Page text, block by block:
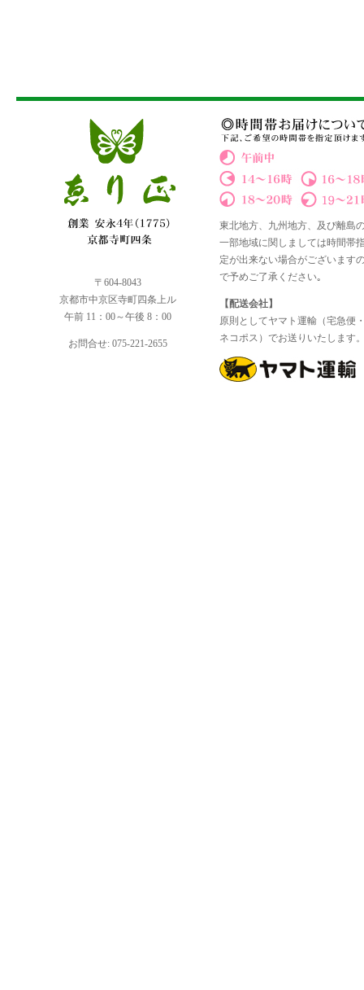
〒604-8043
京都市中京区寺町四条上ル
午前 11：00～午後 8：00
お問合せ: 075-221-2655
東北地方、九州地方、及び離島
一部地域に関しましては時間帯
定が出来ない場合がございます
で予めご了承ください｡
【配送会社】
原則としてヤマト運輸（宅急便
ネコポス）でお送りいたします